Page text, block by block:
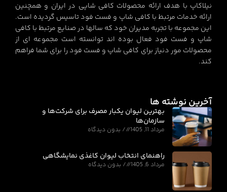
نیلاکاپ با هدف ارائه محصولات کافی شاپی در ایران و همچنین
ارائه خدمات مرتبط با کافی شاپ و فست فود تاسیس گردیده است.
این مجموعه با تجربه مدیران خود که سالها در صنایع مرتبط با کافی
شاپ و فست فود فعال بوده اند توانسته است مجموعه ای از
محصولات مور دنیاز برای کافی شاپ و فست فود را برای شما فراهم
کند.
آخرین نوشته ها
بهترین لیوان یکبار مصرف برای شرکت‌ها و
سازمان‌ها
مرداد 11, 1405 بدون دیدگاه
راهنمای انتخاب لیوان کاغذی نمایشگاهی
مرداد 6, 1405 بدون دیدگاه